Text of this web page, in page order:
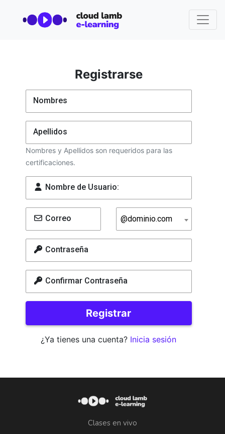
Registrarse
Nombres
Apellidos
Nombres y Apellidos son requeridos para las
certificaciones.
Nombre de Usuario:
Correo @dominio.com
Contraseña
Confirmar Contraseña
Registrar
¿Ya tienes una cuenta? Inicia sesión
Clases en vivo